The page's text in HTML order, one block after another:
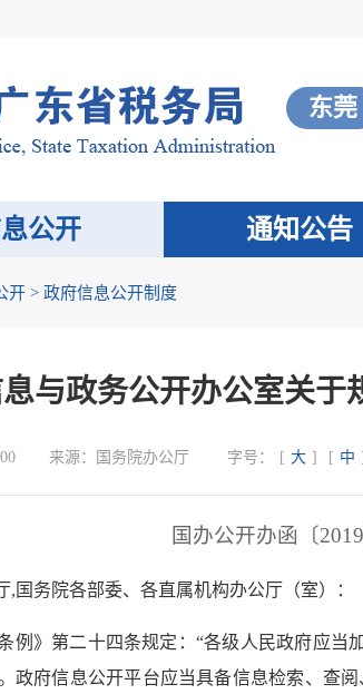
东莞
公开 通知公告
开 > 政府信息公开制度
与政务公开办公室关
来源： 国务院办公厅 字号： [ 大 ] [ 中
国办公开办函〔
国务院各部委、各直属机构办公厅（室）：
例》第二十四条规定：“各级人民政府应
政府信息公开平台应当具备信息检索、查